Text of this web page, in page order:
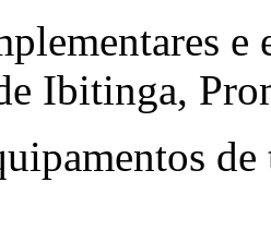
e
Ibitinga,